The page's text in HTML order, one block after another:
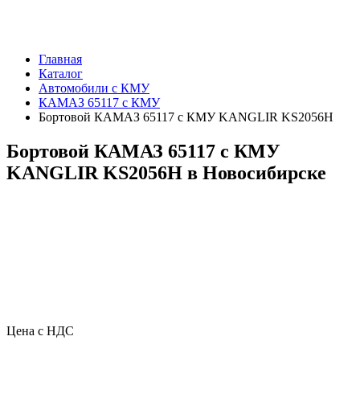
Главная
Каталог
Автомобили с КМУ
КАМАЗ 65117 с КМУ
Бортовой КАМАЗ 65117 с КМУ KANGLIR KS2056H
Бортовой КАМАЗ 65117 с КМУ
KANGLIR KS2056H в Новосибирске
Цена с НДС